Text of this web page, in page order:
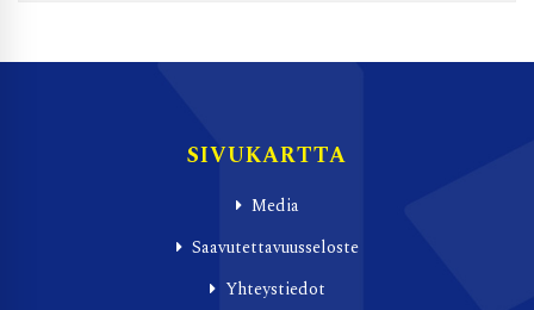
SIVUKARTTA
Media
Saavutettavuusseloste
Yhteystiedot